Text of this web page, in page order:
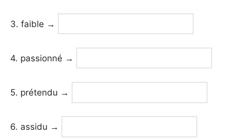
3. faible →
4. passionné →
5. prétendu →
6. assidu →